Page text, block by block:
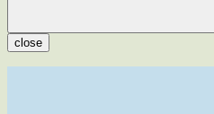
close